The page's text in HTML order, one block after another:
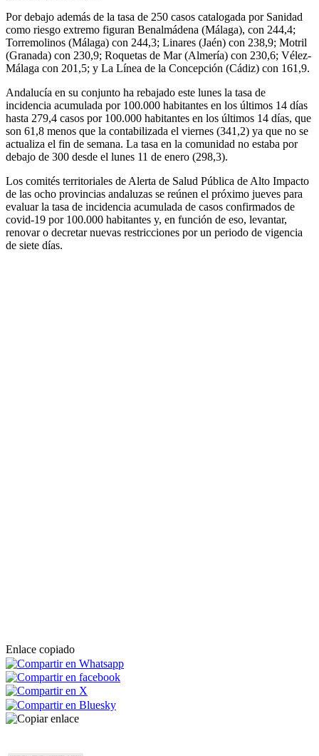
Por debajo además de la tasa de 250 casos catalogada por Sanidad
como riesgo extremo figuran Benalmádena (Málaga), con 244,4;
Torremolinos (Málaga) con 244,3; Linares (Jaén) con 238,9; Motril
(Granada) con 230,9; Roquetas de Mar (Almería) con 230,6; Vélez-
Málaga con 201,5; y La Línea de la Concepción (Cádiz) con 161,9.
Andalucía en su conjunto ha rebajado este lunes la tasa de
incidencia acumulada por 100.000 habitantes en los últimos 14 días
hasta 279,4 casos por 100.000 habitantes en los últimos 14 días, que
son 61,8 menos que la contabilizada el viernes (341,2) ya que no se
actualiza el fin de semana. La tasa en la comunidad no estaba por
debajo de 300 desde el lunes 11 de enero (298,3).
Los comités territoriales de Alerta de Salud Pública de Alto Impacto
de las ocho provincias andaluzas se reúnen el próximo jueves para
evaluar la tasa de incidencia acumulada de casos confirmados de
covid-19 por 100.000 habitantes y, en función de eso, levantar,
renovar o decretar nuevas restricciones por un periodo de vigencia
de siete días.
Enlace copiado